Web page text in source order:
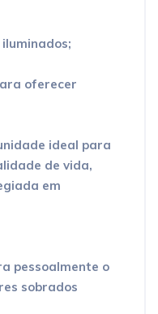
oferecer
ideal para
de vida,
em
pessoalmente o
sobrados